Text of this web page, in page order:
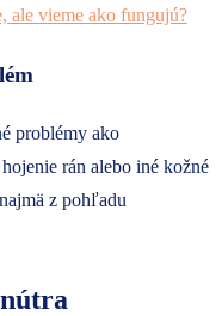
ale vieme ako fungujú?
problémy ako
rán alebo iné kožné
z pohľadu